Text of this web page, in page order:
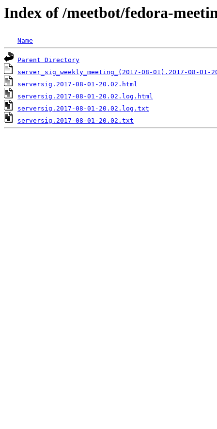
Index of /meetbot/fedora-
Name
Parent Directory
server_sig_weekly_meeting_(2017-08-01).2017-08-
serversig.2017-08-01-20.02.html
serversig.2017-08-01-20.02.log.html
serversig.2017-08-01-20.02.log.txt
serversig.2017-08-01-20.02.txt